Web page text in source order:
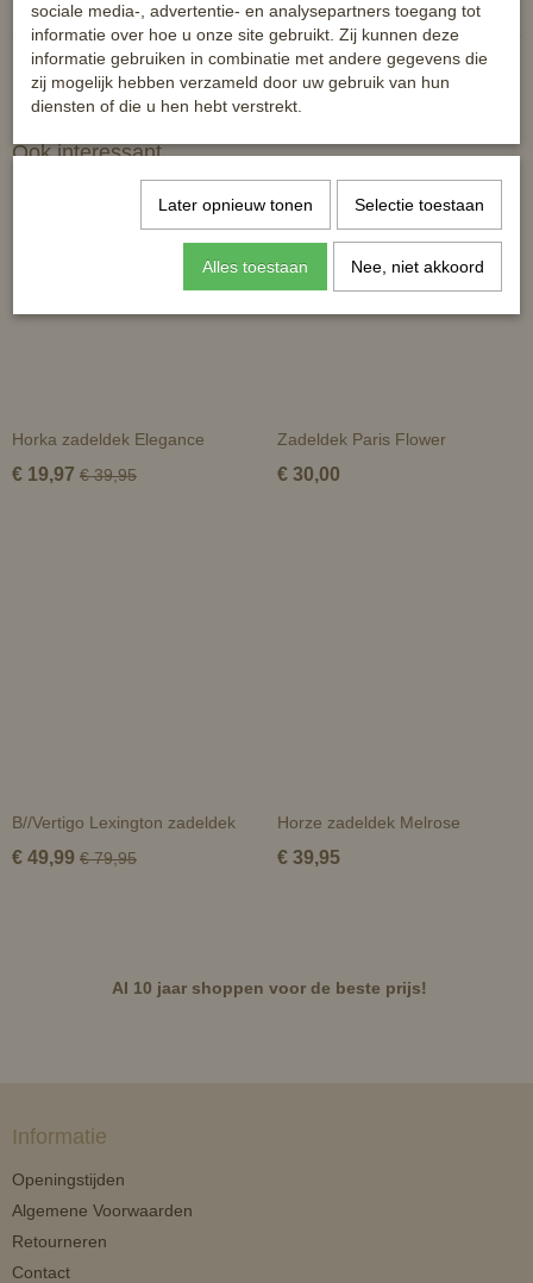
Ook interessant
Horka zadeldek Elegance
€ 19,97 € 39,95
Zadeldek Paris Flower
€ 30,00
B//Vertigo Lexington zadeldek
€ 49,99 € 79,95
Horze zadeldek Melrose
€ 39,95
Al 10 jaar shoppen voor de beste prijs!
Informatie
Openingstijden
Algemene Voorwaarden
Retourneren
Contact
sociale media-, advertentie- en analysepartners toegang tot
informatie over hoe u onze site gebruikt. Zij kunnen deze
informatie gebruiken in combinatie met andere gegevens die
zij mogelijk hebben verzameld door uw gebruik van hun
diensten of die u hen hebt verstrekt.
Later opnieuw tonen Selectie toestaan
Alles toestaan Nee, niet akkoord